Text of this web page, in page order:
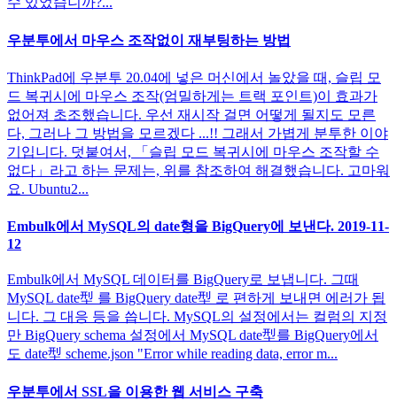
우분투에서 마우스 조작없이 재부팅하는 방법
ThinkPad에 우분투 20.04에 넣은 머신에서 놀았을 때, 슬립 모
드 복귀시에 마우스 조작(엄밀하게는 트랙 포인트)이 효과가
없어져 초조했습니다. 우선 재시작 걸면 어떻게 될지도 모른
다, 그러나 그 방법을 모르겠다 ...!! 그래서 가볍게 분투한 이야
기입니다. 덧붙여서, 「슬립 모드 복귀시에 마우스 조작할 수
없다」라고 하는 문제는, 위를 참조하여 해결했습니다. 고마워
요. Ubuntu2...
Embulk에서 MySQL의 date형을 BigQuery에 보낸다. 2019-11-
12
Embulk에서 MySQL 데이터를 BigQuery로 보냅니다. 그때
MySQL date型 를 BigQuery date型 로 편하게 보내면 에러가 됩
니다. 그 대응 등을 씁니다. MySQL의 설정에서는 컬럼의 지정
만 BigQuery schema 설정에서 MySQL date型를 BigQuery에서
도 date型 scheme.json "Error while reading data, error m...
우분투에서 SSL을 이용한 웹 서비스 구축